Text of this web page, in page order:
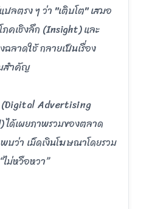
ลตรง ๆ ว่า "เติบโต" เสมอ
ภคเชิงลึก (Insight) และ
ลาดใช้ กลายเป็นเรื่อง
สำคัญ
(Digital Advertising
ด้เผยภาพรวมของตลาด
ว่า เม็ดเงินโฆษณาโดยรวม
ม่หวือหวา”